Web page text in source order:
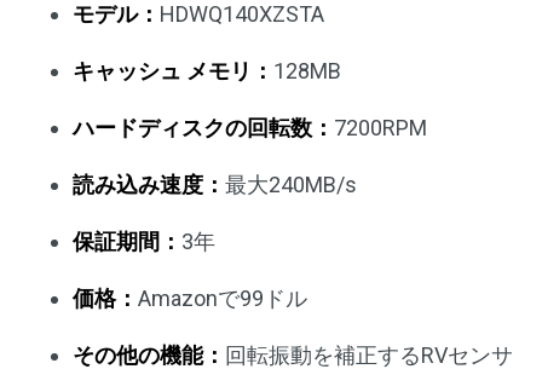
モデル： HDWQ140XZSTA
キャッシュ メモリ： 128MB
ハードディスクの回転数： 7200RPM
読み込み速度： 最大240MB/s
保証期間： 3年
価格： Amazonで99ドル
その他の機能： 回転振動を補正するRVセンサ